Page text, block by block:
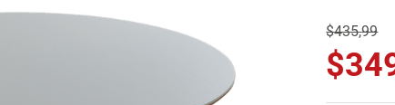
$435,99
$
. sofa